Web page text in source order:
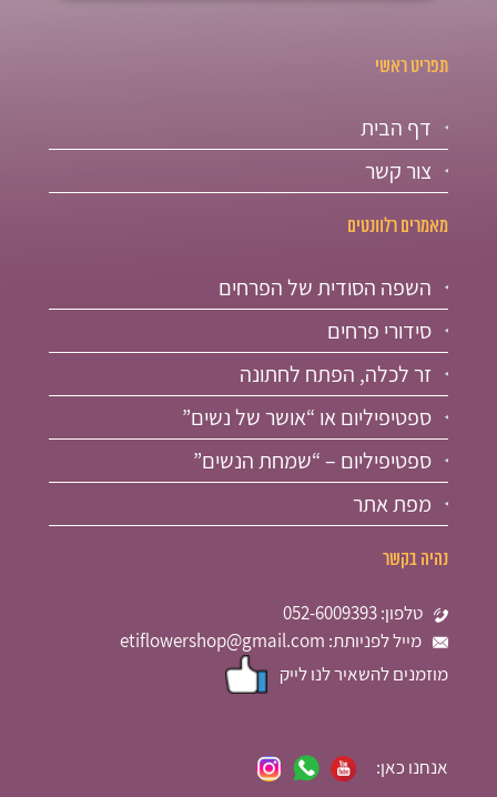
תפריט ראשי
דף הבית
צור קשר
מאמרים רלוונטים
השפה הסודית של הפרחים
סידורי פרחים
זר לכלה, הפתח לחתונה
ספטיפיליום או “אושר של נשים”
ספטיפיליום – “שמחת הנשים”
מפת אתר
נהיה בקשר
טלפון: 052-6009393
מייל לפניותת: etiflowershop@gmail.com
מוזמנים להשאיר לנו לייק
אנחנו כאן: